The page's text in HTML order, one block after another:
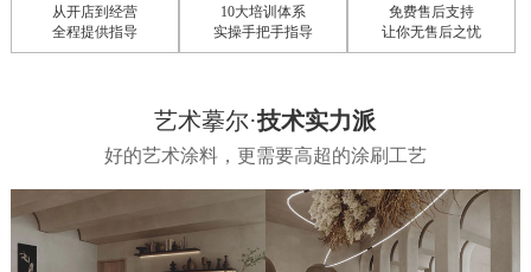
强大企业后盾
无需胆量投资
原装供货
保障不压货
全程支持
投资小回本快
艺术摹尔·技术实力派
好的艺术涂料，更需要高超的涂刷工艺